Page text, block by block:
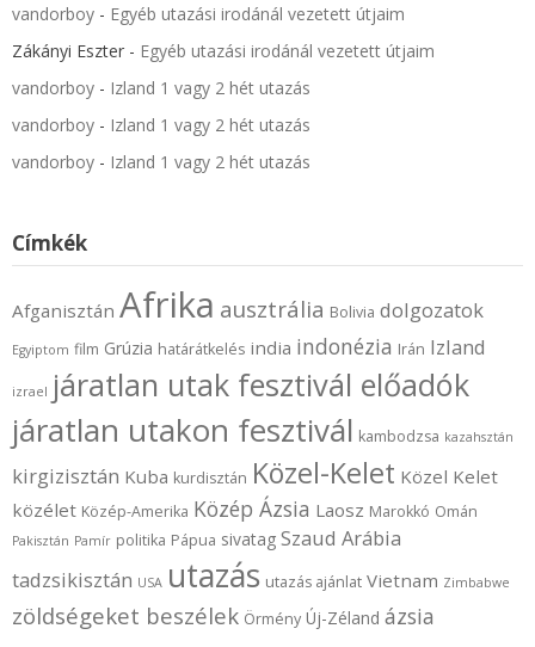
vandorboy - Egyéb utazási irodánál vezetett útjaim
Zákányi Eszter - Egyéb utazási irodánál vezetett útjaim
vandorboy - Izland 1 vagy 2 hét utazás
vandorboy - Izland 1 vagy 2 hét utazás
vandorboy - Izland 1 vagy 2 hét utazás
Címkék
Afganisztán Afrika ausztrália Bolivia dolgozatok
Egyiptom film Grúzia határátkelés india indonézia Irán Izland
izrael járatlan utak fesztivál előadók
járatlan utakon fesztivál kambodzsa kazahsztán
kirgizisztán Kuba kurdisztán Közel-Kelet Közel Kelet
közélet Közép-Amerika Közép Ázsia Laosz Marokkó Omán
Pakisztán Pamír politika Pápua sivatag Szaud Arábia
tadzsikisztán USA utazás utazás ajánlat Vietnam Zimbabwe
zöldségeket beszélek Örmény Új-Zéland ázsia